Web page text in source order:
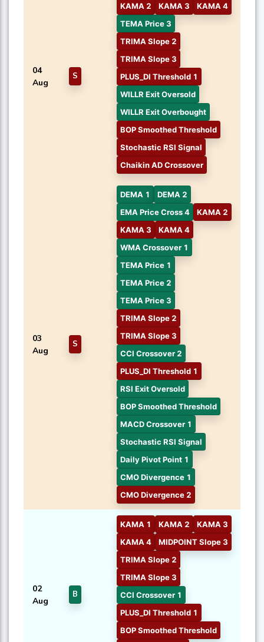
04
Aug
S
KAMA 2
KAMA 3
KAMA 4
TEMA Price 3
TRIMA Slope 2
TRIMA Slope 3
PLUS_DI Threshold 1
WILLR Exit Oversold
WILLR Exit Overbought
BOP Smoothed Threshold
Stochastic RSI Signal
Chaikin AD Crossover
03
Aug
S
DEMA 1
DEMA 2
EMA Price Cross 4
KAMA 2
KAMA 3
KAMA 4
WMA Crossover 1
TEMA Price 1
TEMA Price 2
TEMA Price 3
TRIMA Slope 2
TRIMA Slope 3
CCI Crossover 2
PLUS_DI Threshold 1
RSI Exit Oversold
BOP Smoothed Threshold
MACD Crossover 1
Stochastic RSI Signal
Daily Pivot Point 1
CMO Divergence 1
CMO Divergence 2
02
Aug
B
KAMA 1 KAMA 2
KAMA 3
KAMA 4
MIDPOINT Slope 3
TRIMA Slope 2
TRIMA Slope 3
CCI Crossover 1
PLUS_DI Threshold 1
BOP Smoothed Threshold